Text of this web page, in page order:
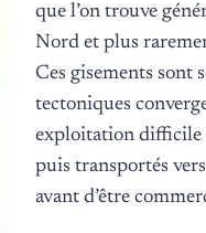
que l’on trouve
Nord et plus
Ces gisements sont
tectoniques
exploitation difficile
puis transportés
avant d’être